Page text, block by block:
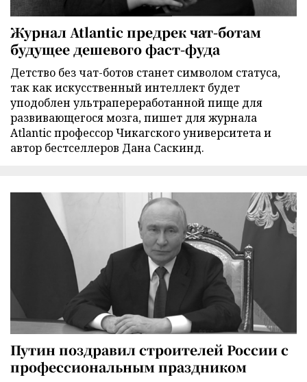
Журнал Atlantic предрек чат-ботам
будущее дешевого фаст-фуда
Детство без чат-ботов станет символом статуса,
так как искусственный интеллект будет
уподоблен ультрапереработанной пище для
развивающегося мозга, пишет для журнала
Atlantic профессор Чикагского университета и
автор бестселлеров Дана Саскинд.
Путин поздравил строителей России с
профессиональным праздником